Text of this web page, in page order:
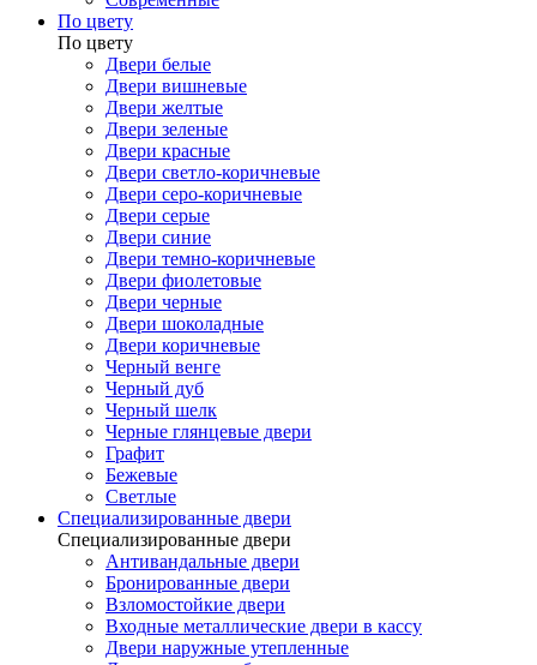
По цвету
По цвету
Двери белые
Двери вишневые
Двери желтые
Двери зеленые
Двери красные
Двери светло-коричневые
Двери серо-коричневые
Двери серые
Двери синие
Двери темно-коричневые
Двери фиолетовые
Двери черные
Двери шоколадные
Двери коричневые
Черный венге
Черный дуб
Черный шелк
Черные глянцевые двери
Графит
Бежевые
Светлые
Специализированные двери
Специализированные двери
Антивандальные двери
Бронированные двери
Взломостойкие двери
Входные металлические двери в кассу
Двери наружные утепленные